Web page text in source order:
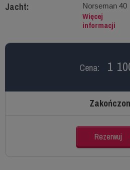
Jacht: Norseman 40
Więcej
informacji
Cena: 1
Rezerwuj